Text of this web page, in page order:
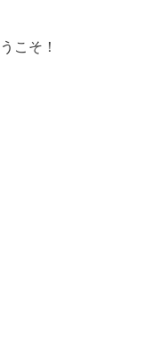
こそ！